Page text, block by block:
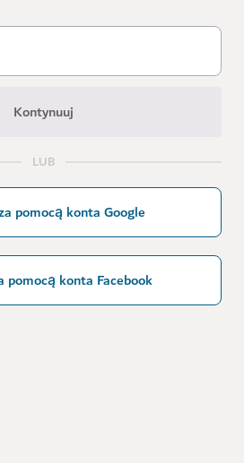
Kontynuuj
LUB
pomocą konta Google
pomocą konta Facebook